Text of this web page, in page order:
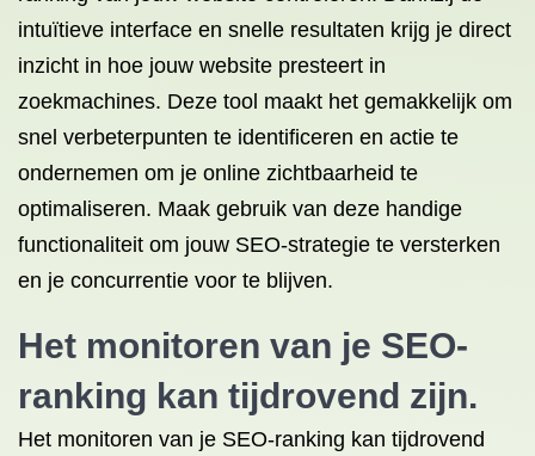
intuïtieve interface en snelle resultaten krijg je direct
inzicht in hoe jouw website presteert in
zoekmachines. Deze tool maakt het gemakkelijk om
snel verbeterpunten te identificeren en actie te
ondernemen om je online zichtbaarheid te
optimaliseren. Maak gebruik van deze handige
functionaliteit om jouw SEO-strategie te versterken
en je concurrentie voor te blijven.
Het monitoren van je SEO-
ranking kan tijdrovend zijn.
Het monitoren van je SEO-ranking kan tijdrovend